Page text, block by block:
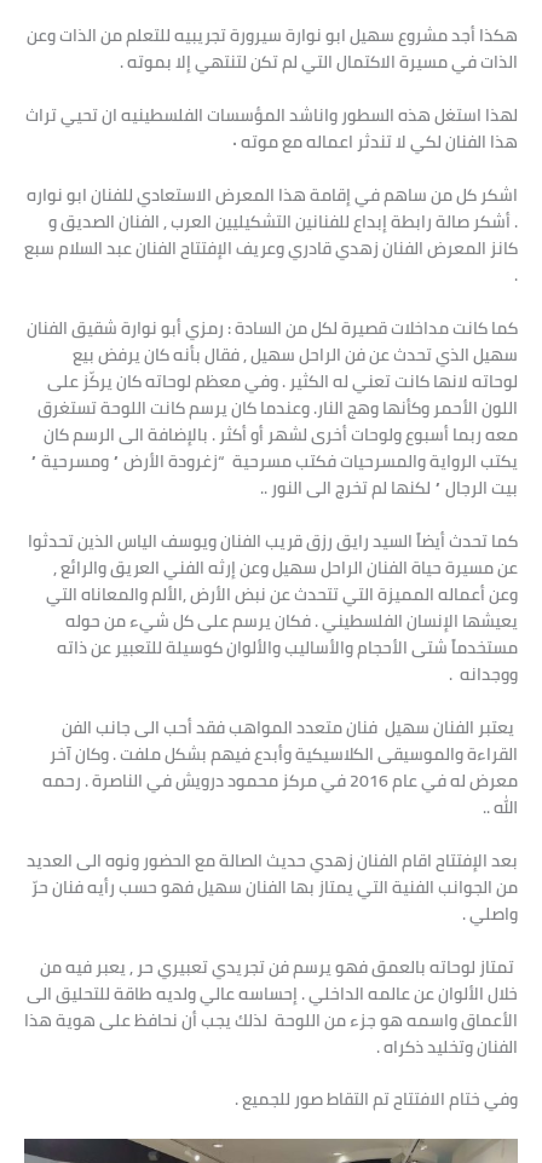
هكذا أجد مشروع سهيل ابو نوارة سيرورة تجريبيه للتعلم من الذات وعن
الذات في مسيرة الاكتمال التي لم تكن لتنتهي إلا بموته .
لهذا استغل هذه السطور واناشد المؤسسات الفلسطينيه ان تحيي تراث
هذا الفنان لكي لا تندثر اعماله مع موته ٠
اشكر كل من ساهم في إقامة هذا المعرض الاستعادي للفنان ابو نواره
. أشكر صالة رابطة إبداع للفنانين التشكيليين العرب , الفنان الصديق و
كانز المعرض الفنان زهدي قادري وعريف الإفتتاح الفنان عبد السلام سبع
.
كما كانت مداخلات قصيرة لكل من السادة : رمزي أبو نوارة شقيق الفنان
سهيل الذي تحدث عن فن الراحل سهيل , فقال بأنه كان يرفض بيع
لوحاته لانها كانت تعني له الكثير . وفي معظم لوحاته كان يركّز على
اللون الأحمر وكأنها وهج النار. وعندما كان يرسم كانت اللوحة تستغرق
معه ربما أسبوع ولوحات أخرى لشهر أو أكثر . بالإضافة الى الرسم كان
يكتب الرواية والمسرحيات فكتب مسرحية “زغرودة الأرض ” ومسرحية ”
بيت الرجال ” لكنها لم تخرج الى النور ..
كما تحدث أيضاً السيد رايق رزق قريب الفنان ويوسف الياس الذين تحدثوا
عن مسيرة حياة الفنان الراحل سهيل وعن إرثه الفني العريق والرائع ,
وعن أعماله المميزة التي تتحدث عن نبض الأرض ,الألم والمعاناه التي
يعيشها الإنسان الفلسطيني . فكان يرسم على كل شيء من حوله
مستخدماً شتى الأحجام والأساليب والألوان كوسيلة للتعبير عن ذاته
ووجدانه .
يعتبر الفنان سهيل فنان متعدد المواهب فقد أحب الى جانب الفن
القراءة والموسيقى الكلاسيكية وأبدع فيهم بشكل ملفت . وكان آخر
معرض له في عام 2016 في مركز محمود درويش في الناصرة . رحمه
الله ..
بعد الإفتتاح اقام الفنان زهدي حديث الصالة مع الحضور ونوه الى العديد
من الجوانب الفنية التي يمتاز بها الفنان سهيل فهو حسب رأيه فنان حرّ
واصلي .
تمتاز لوحاته بالعمق فهو يرسم فن تجريدي تعبيري حر , يعبر فيه من
خلال الألوان عن عالمه الداخلي . إحساسه عالي ولديه طاقة للتحليق الى
الأعماق واسمه هو جزء من اللوحة لذلك يجب أن نحافظ على هوية هذا
الفنان وتخليد ذكراه .
وفي ختام الافتتاح تم التقاط صور للجميع .